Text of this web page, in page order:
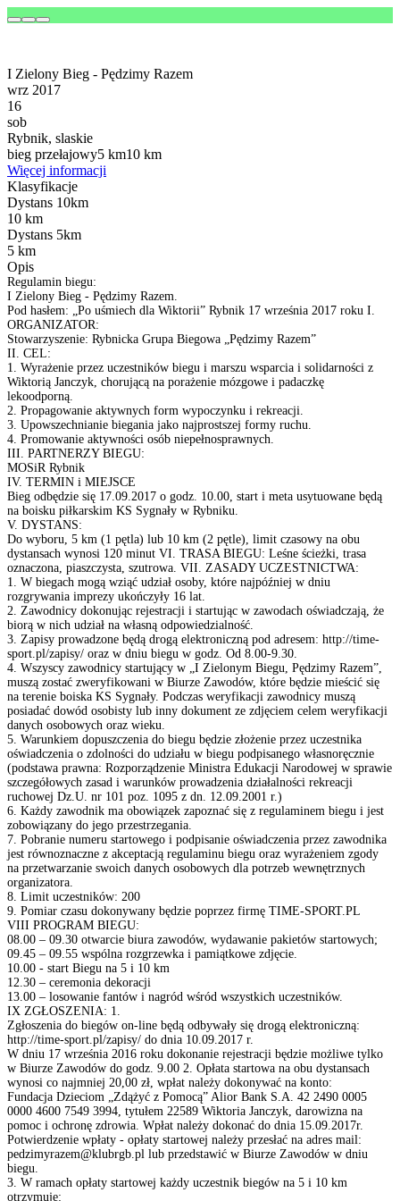
I Zielony Bieg - Pędzimy Razem
wrz 2017
16
sob
Rybnik, slaskie
bieg przełajowy5 km10 km
Więcej informacji
Klasyfikacje
Dystans 10km
10 km
Dystans 5km
5 km
Opis
Regulamin biegu:
I Zielony Bieg - Pędzimy Razem.
Pod hasłem: „Po uśmiech dla Wiktorii” Rybnik 17 września 2017 roku I.
ORGANIZATOR:
Stowarzyszenie: Rybnicka Grupa Biegowa „Pędzimy Razem”
II. CEL:
1. Wyrażenie przez uczestników biegu i marszu wsparcia i solidarności z
Wiktorią Janczyk, chorującą na porażenie mózgowe i padaczkę
lekoodporną.
2. Propagowanie aktywnych form wypoczynku i rekreacji.
3. Upowszechnianie biegania jako najprostszej formy ruchu.
4. Promowanie aktywności osób niepełnosprawnych.
III. PARTNERZY BIEGU:
MOSiR Rybnik
IV. TERMIN i MIEJSCE
Bieg odbędzie się 17.09.2017 o godz. 10.00, start i meta usytuowane będą
na boisku piłkarskim KS Sygnały w Rybniku.
V. DYSTANS:
Do wyboru, 5 km (1 pętla) lub 10 km (2 pętle), limit czasowy na obu
dystansach wynosi 120 minut VI. TRASA BIEGU: Leśne ścieżki, trasa
oznaczona, piaszczysta, szutrowa. VII. ZASADY UCZESTNICTWA:
1. W biegach mogą wziąć udział osoby, które najpóźniej w dniu
rozgrywania imprezy ukończyły 16 lat.
2. Zawodnicy dokonując rejestracji i startując w zawodach oświadczają, że
biorą w nich udział na własną odpowiedzialność.
3. Zapisy prowadzone będą drogą elektroniczną pod adresem: http://time-
sport.pl/zapisy/ oraz w dniu biegu w godz. Od 8.00-9.30.
4. Wszyscy zawodnicy startujący w „I Zielonym Biegu, Pędzimy Razem”,
muszą zostać zweryfikowani w Biurze Zawodów, które będzie mieścić się
na terenie boiska KS Sygnały. Podczas weryfikacji zawodnicy muszą
posiadać dowód osobisty lub inny dokument ze zdjęciem celem weryfikacji
danych osobowych oraz wieku.
5. Warunkiem dopuszczenia do biegu będzie złożenie przez uczestnika
oświadczenia o zdolności do udziału w biegu podpisanego własnoręcznie
(podstawa prawna: Rozporządzenie Ministra Edukacji Narodowej w sprawie
szczegółowych zasad i warunków prowadzenia działalności rekreacji
ruchowej Dz.U. nr 101 poz. 1095 z dn. 12.09.2001 r.)
6. Każdy zawodnik ma obowiązek zapoznać się z regulaminem biegu i jest
zobowiązany do jego przestrzegania.
7. Pobranie numeru startowego i podpisanie oświadczenia przez zawodnika
jest równoznaczne z akceptacją regulaminu biegu oraz wyrażeniem zgody
na przetwarzanie swoich danych osobowych dla potrzeb wewnętrznych
organizatora.
8. Limit uczestników: 200
9. Pomiar czasu dokonywany będzie poprzez firmę TIME-SPORT.PL
VIII PROGRAM BIEGU:
08.00 – 09.30 otwarcie biura zawodów, wydawanie pakietów startowych;
09.45 – 09.55 wspólna rozgrzewka i pamiątkowe zdjęcie.
10.00 - start Biegu na 5 i 10 km
12.30 – ceremonia dekoracji
13.00 – losowanie fantów i nagród wśród wszystkich uczestników.
IX ZGŁOSZENIA: 1.
Zgłoszenia do biegów on-line będą odbywały się drogą elektroniczną:
http://time-sport.pl/zapisy/ do dnia 10.09.2017 r.
W dniu 17 września 2016 roku dokonanie rejestracji będzie możliwe tylko
w Biurze Zawodów do godz. 9.00 2. Opłata startowa na obu dystansach
wynosi co najmniej 20,00 zł, wpłat należy dokonywać na konto:
Fundacja Dzieciom „Zdążyć z Pomocą” Alior Bank S.A. 42 2490 0005
0000 4600 7549 3994, tytułem 22589 Wiktoria Janczyk, darowizna na
pomoc i ochronę zdrowia. Wpłat należy dokonać do dnia 15.09.2017r.
Potwierdzenie wpłaty - opłaty startowej należy przesłać na adres mail:
pedzimyrazem@klubrgb.pl lub przedstawić w Biurze Zawodów w dniu
biegu.
3. W ramach opłaty startowej każdy uczestnik biegów na 5 i 10 km
otrzymuje: